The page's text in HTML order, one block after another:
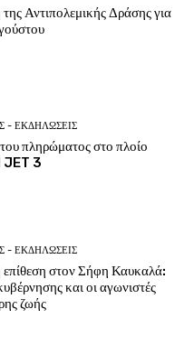
Αντιπολεμικής Δράσης για
- ΕΚΔΗΛΩΣΕΙΣ
πληρώματος στο πλοίο
JET 3
- ΕΚΔΗΛΩΣΕΙΣ
επίθεση στον Σήφη Καυκαλά:
και οι αγωνιστές
ζωής